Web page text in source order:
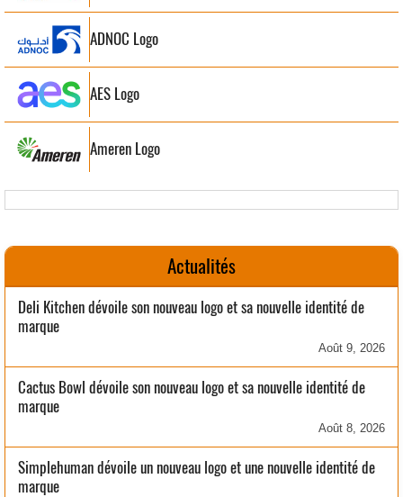
ADNOC Logo
AES Logo
Ameren Logo
Actualités
Deli Kitchen dévoile son nouveau logo et sa nouvelle identité de
marque
Août 9, 2026
Cactus Bowl dévoile son nouveau logo et sa nouvelle identité de
marque
Août 8, 2026
Simplehuman dévoile un nouveau logo et une nouvelle identité de
marque